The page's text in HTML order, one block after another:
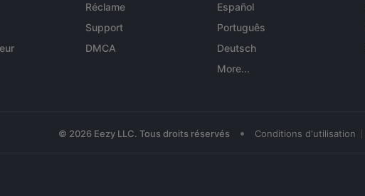
Réclame
Support
DMCA
Español
Português
Deutsch
More...
© 2026 Eezy LLC. Tous droits réservés • Conditions d'utilisation